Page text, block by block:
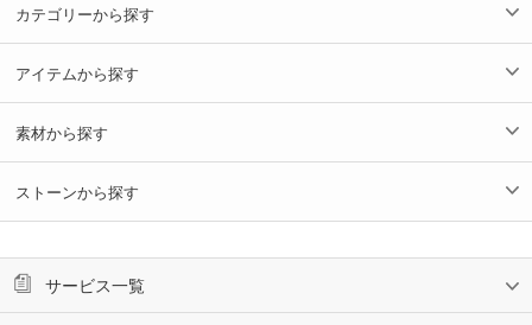
カテゴリーから探す
アイテムから探す
素材から探す
ストーンから探す
サービス一覧